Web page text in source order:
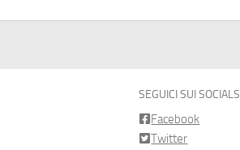
SEGUICI SUI SOCIALS
Facebook
Twitter